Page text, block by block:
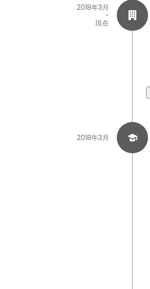
2018年3月
-
現在
2018年3月